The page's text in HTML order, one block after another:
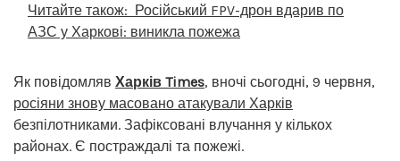
Читайте також: Російський FPV-дрон вдарив по
АЗС у Харкові: виникла пожежа
Як повідомляв Харків Times, вночі сьогодні, 9 червня,
росіяни знову масовано атакували Харків
безпілотниками. Зафіксовані влучання у кількох
районах. Є постраждалі та пожежі.